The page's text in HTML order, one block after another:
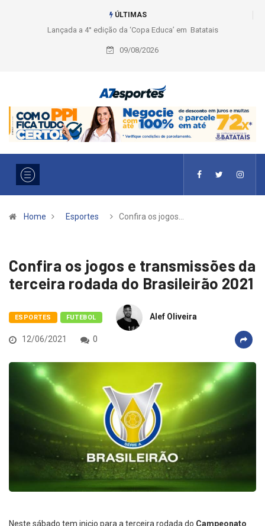
ÚLTIMAS
Liga 2026: Equipes rompem com a LABE na Série Ouro e entidade define
a 2° fase, times e formato
09/08/2026
Home Esportes Confira os jogos…
Confira os jogos e transmissões da
terceira rodada do Brasileirão 2021
ESPORTES FUTEBOL Alef Oliveira
12/06/2021 0